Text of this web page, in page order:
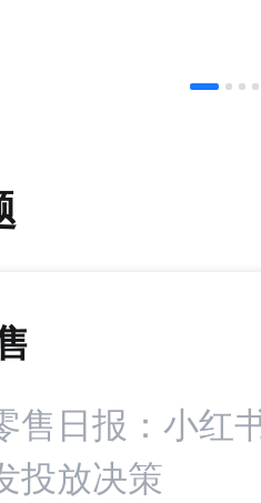
售日报：小红
投放决策